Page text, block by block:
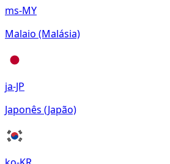
ms-MY
Malaio (Malásia)
ja-JP
Japonês (Japão)